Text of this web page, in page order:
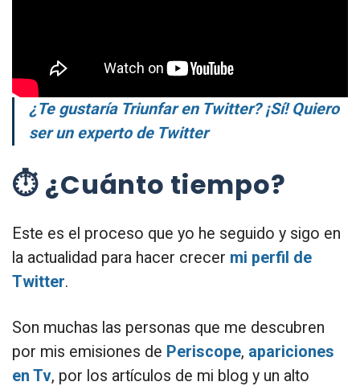
¿Te gustaría Triunfar en Twitter? ¡Sí! Quiero
ser un experto de Twitter
⏱ ¿Cuánto tiempo?
Este es el proceso que yo he seguido y sigo en
la actualidad para hacer crecer mi perfil de
Twitter.
Son muchas las personas que me descubren
por mis emisiones de Periscope, apariciones
en Tv, por los artículos de mi blog y un alto